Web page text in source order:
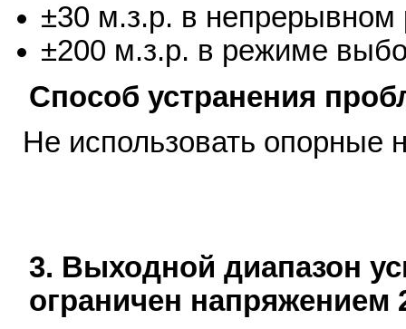
±30 м.з.р. в
±200 м.з.р. в режиме
Способ устранения
Не использовать опорные
3. Выходной диапазон
ограничен напряжением